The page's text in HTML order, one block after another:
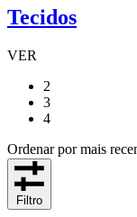
Tecidos
VER
2
3
4
Ordenar por mais
Filtro